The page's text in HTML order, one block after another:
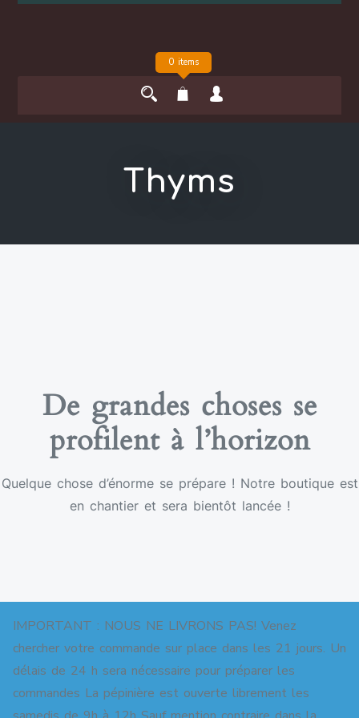
IMPORTANT : NOUS NE LIVRONS PAS! Venez
chercher votre commande sur place dans les 21 jours. Un
délais de 24 h sera nécessaire pour préparer les
commandes La pépinière est ouverte librement les
0 items
Thyms
De grandes choses se
profilent à l’horizon
Quelque chose d’énorme se prépare ! Notre boutique est
en chantier et sera bientôt lancée !
Copyright © 2026 Pépinière pour jardins-forêts. All